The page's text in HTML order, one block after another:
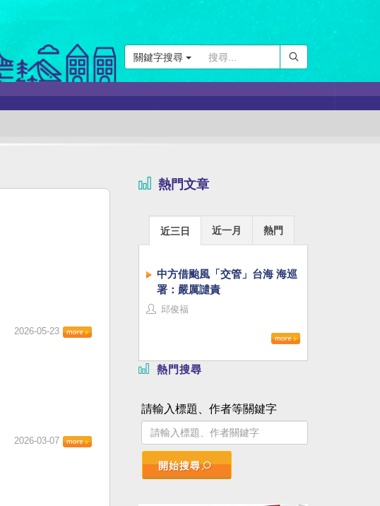
關鍵字搜尋
2026-05-23
2026-03-07
熱門文章
近三日 近一月 熱門
中方借颱風「交管」台海 海巡
署：嚴厲譴責
邱俊福
熱門搜尋
請輸入標題、作者等關鍵字
開始搜尋